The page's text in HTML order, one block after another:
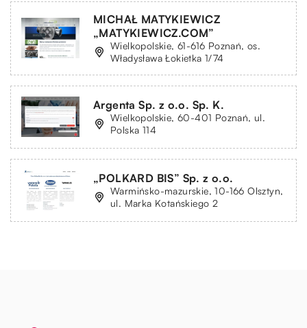
MICHAŁ MATYKIEWICZ
„MATYKIEWICZ.COM”
Wielkopolskie, 61-616 Poznań, os.
Władysława Łokietka 1/74
Argenta Sp. z o.o. Sp. K.
Wielkopolskie, 60-401 Poznań, ul.
Polska 114
„POLKARD BIS” Sp. z o.o.
Warmińsko-mazurskie, 10-166 Olsztyn,
ul. Marka Kotańskiego 2